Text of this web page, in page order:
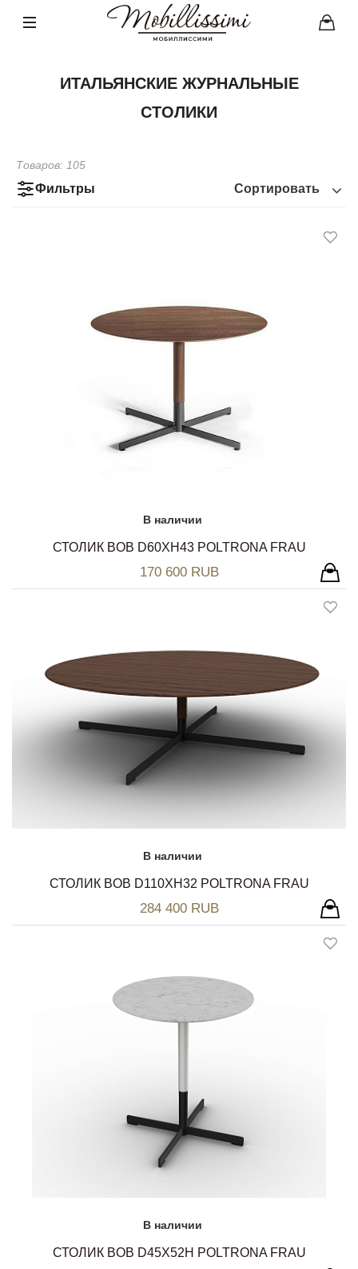
ИТАЛЬЯНСКИЕ ЖУРНАЛЬНЫЕ
СТОЛИКИ
Фильтры Сортировать
Товаров: 105
В наличии
СТОЛИК BOB D60ХH43 POLTRONA FRAU
170 600 RUB
В наличии
СТОЛИК BOB D110ХH32 POLTRONA FRAU
284 400 RUB
В наличии
СТОЛИК BOB D45Х52H POLTRONA FRAU